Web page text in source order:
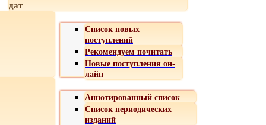
дат
Список новых
поступлений
Рекомендуем почитать
Новые поступления он-
лайн
Аннотированный список
Список периодических
изданий